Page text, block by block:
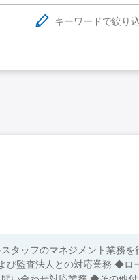
び監査法人との対応業務 ◆ロ